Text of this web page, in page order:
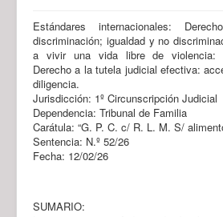
Estándares internacionales:
discriminación; igualdad y no
a vivir una vida libre de violencia:
Derecho a la tutela judicial efectiva:
diligencia.
Jurisdicción: 1º Circunscripción Judicial
Dependencia: Tribunal de Familia
Carátula: “G. P. C. c/ R. L. M. S/
Sentencia: N.º 52/26
Fecha: 12/02/26
SUMARIO: